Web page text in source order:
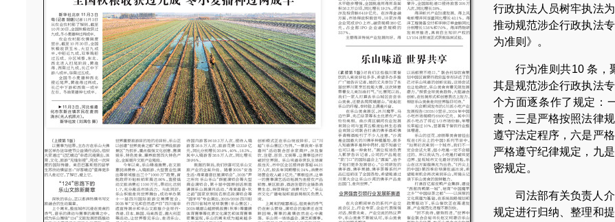
行政执法人员树牢执法
推动规范涉企行政执法
为准则》。
行为准则共10 条，
其是规范涉企行政执法
个方面逐条作了规定：
责，三是严格按照法律
遵守法定程序，六是严
严格遵守纪律规定，九
密规定。
司法部有关负责人
规定进行归纳、整理和